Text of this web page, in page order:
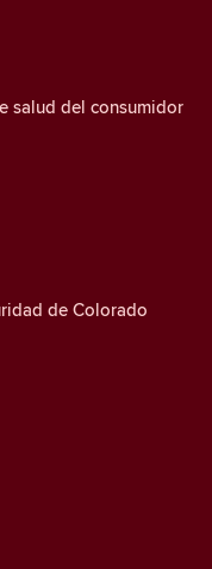
salud del consumidor
de Colorado